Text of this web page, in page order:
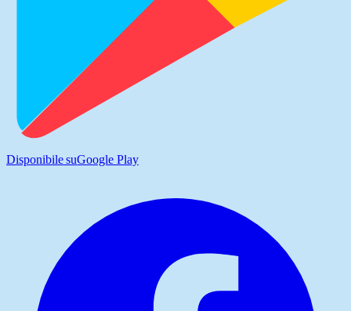
Disponibile suGoogle Play